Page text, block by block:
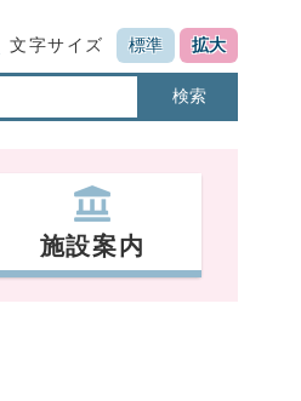
文字サイズ 標準 拡大
検索
施設案内